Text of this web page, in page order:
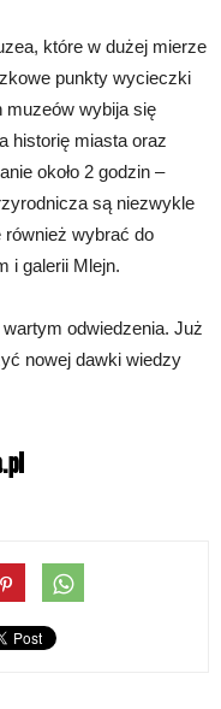
które w dużej mierze
punkty wycieczki
muzeów wybija się
historię miasta oraz
około 2 godzin –
są niezwykle
również wybrać do
i galerii Mlejn.
odwiedzenia. Już
nowej dawki wiedzy